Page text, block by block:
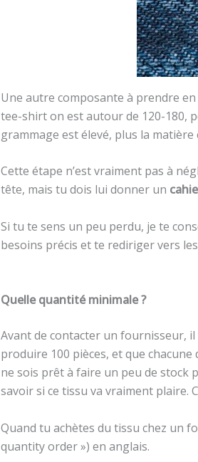
Une autre composante à prendre
tee-shirt on est autour de 120-180,
grammage est élevé, plus la
Cette étape n’est vraiment pas à
tête, mais tu dois lui donner un
Si tu te sens un peu perdu, je te
besoins précis et te rediriger vers
Quelle quantité minimale ?
Avant de contacter un fournisseur,
produire 100 pièces, et que
ne sois prêt à faire un peu de stock
savoir si ce tissu va vraiment plaire.
Quand tu achètes du tissu chez un
quantity order ») en anglais.